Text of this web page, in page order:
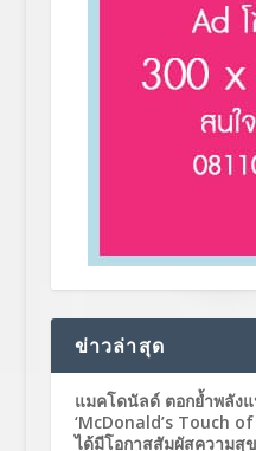
ข่าวล่าสุด
แมคโดนัลด์ ตอกย้ำพลัง
‘McDonald’s Touch
ได้มีโอกาสสัมผัสความสุ